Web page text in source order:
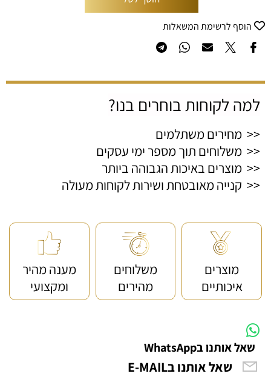
הוסף לרשימת המשאלות
למה לקוחות בוחרים בנו?
<< מחירים משתלמים
<< משלוחים תוך מספר ימי עסקים
<< מוצרים באיכות הגבוהה ביותר
<< קנייה מאובטחת ושירות לקוחות מעולה
מוצרים
איכותיים
משלוחים
מהירים
מענה מהיר
ומקצועי
שאל אותנו בWhatsApp
שאל אותנו בE-MAIL